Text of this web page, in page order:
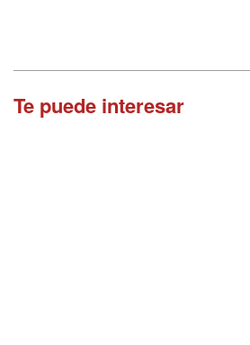
Te puede interesar